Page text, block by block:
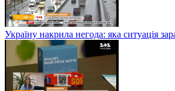
Україну накрила негода: яка ситуація